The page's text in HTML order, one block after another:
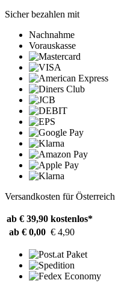
Sicher bezahlen mit
Nachnahme
Vorauskasse
Versandkosten für Österreich
ab € 39,90 kostenlos*
ab € 0,00 € 4,90